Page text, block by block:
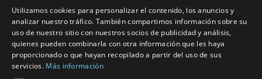
Calle Méndez Núñez nº3 – Fuente Palmera 14120 Córdoba
Teléfono957 04 96 57
Emailinfo@factory-sport.es
Utilizamos cookies para personalizar el contenido, los anuncios y
analizar nuestro tráfico. También compartimos información sobre su
uso de nuestro sitio con nuestros socios de publicidad y análisis,
quienes pueden combinarla con otra información que les haya
proporcionado o que hayan recopilado a partir del uso de sus
servicios. Más información